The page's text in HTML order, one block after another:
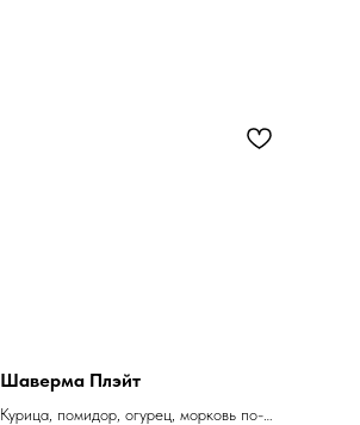
Шаверма Плэйт
Курица, помидор, огурец, морковь по-